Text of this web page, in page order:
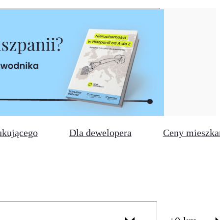
Dla dewelopera Ceny